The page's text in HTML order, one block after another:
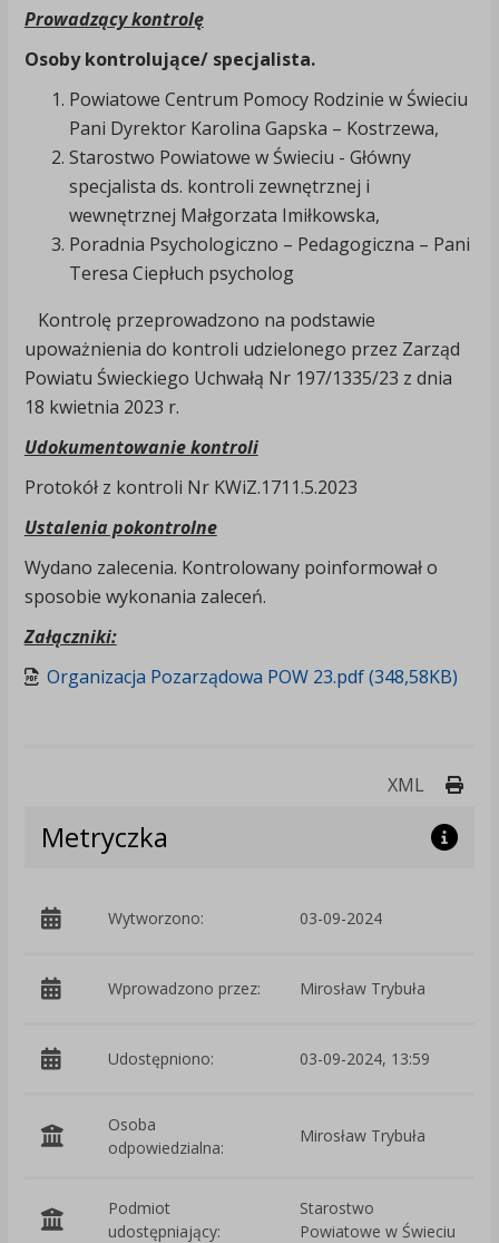
Prowadzący kontrolę
Osoby kontrolujące/ specjalista.
Powiatowe Centrum Pomocy Rodzinie w Świeciu
Pani Dyrektor Karolina Gapska – Kostrzewa,
Starostwo Powiatowe w Świeciu - Główny
specjalista ds. kontroli zewnętrznej i
wewnętrznej Małgorzata Imiłkowska,
Poradnia Psychologiczno – Pedagogiczna – Pani
Teresa Ciepłuch psycholog
Kontrolę przeprowadzono na podstawie
upoważnienia do kontroli udzielonego przez Zarząd
Powiatu Świeckiego Uchwałą Nr 197/1335/23 z dnia
18 kwietnia 2023 r.
Udokumentowanie kontroli
Protokół z kontroli Nr KWiZ.1711.5.2023
Ustalenia pokontrolne
Wydano zalecenia. Kontrolowany poinformował o
sposobie wykonania zaleceń.
Załączniki:
Organizacja Pozarządowa POW 23.pdf (348,58KB)
XML
Metryczka
Wytworzono: 03-09-2024
Wprowadzono przez: Mirosław Trybuła
Udostępniono: 03-09-2024, 13:59
Osoba
odpowiedzialna:
Mirosław Trybuła
Podmiot
udostępniający:
Starostwo
Powiatowe w Świeciu